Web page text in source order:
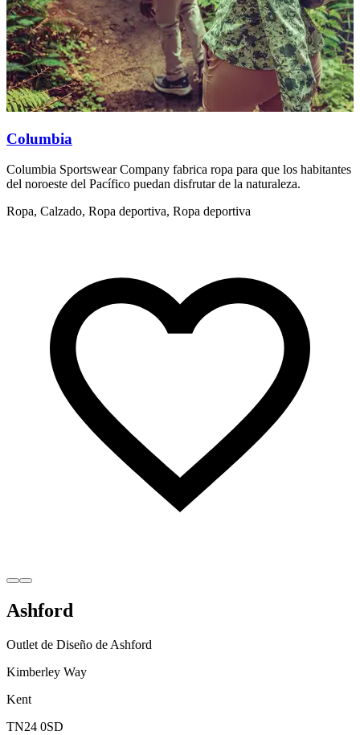
Columbia
Columbia Sportswear Company fabrica ropa para que los habitantes
del noroeste del Pacífico puedan disfrutar de la naturaleza.
Ropa, Calzado, Ropa deportiva, Ropa deportiva
Ashford
Outlet de Diseño de Ashford
Kimberley Way
Kent
TN24 0SD